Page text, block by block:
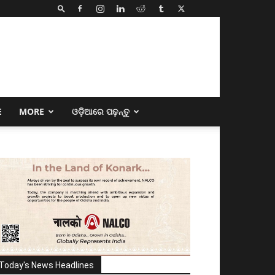
MORE ଓଡ଼ିଆରେ ପଢ଼ନ୍ତୁ
Today's News Headlines